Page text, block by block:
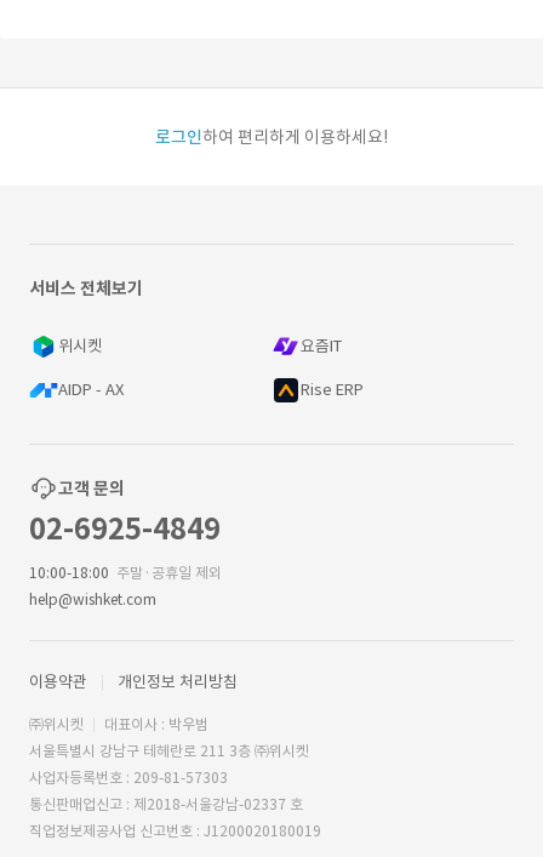
로그인하여 편리하게 이용하세요!
서비스 전체보기
위시켓 요즘IT
AIDP - AX Rise ERP
고객 문의
02-6925-4849
10:00-18:00 주말·공휴일 제외
help@wishket.com
이용약관 개인정보 처리방침
㈜위시켓
대표이사 : 박우범
서울특별시 강남구 테헤란로 211 3층 ㈜위시켓
사업자등록번호 : 209-81-57303
통신판매업신고 : 제2018-서울강남-02337 호
직업정보제공사업 신고번호 : J1200020180019